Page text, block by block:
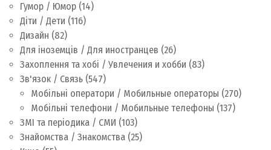
Гумор / Юмор (14)
Діти / Дети (116)
Дизайн (82)
Для іноземців / Для иностранцев (26)
Захоплення та хобі / Увлечения и хобби (83)
Зв'язок / Связь (547)
Мобільні оператори / Мобильные операторы (270)
Мобільні телефони / Мобильные телефоны (137)
ЗМІ та періодика / СМИ (103)
Знайомства / Знакомства (25)